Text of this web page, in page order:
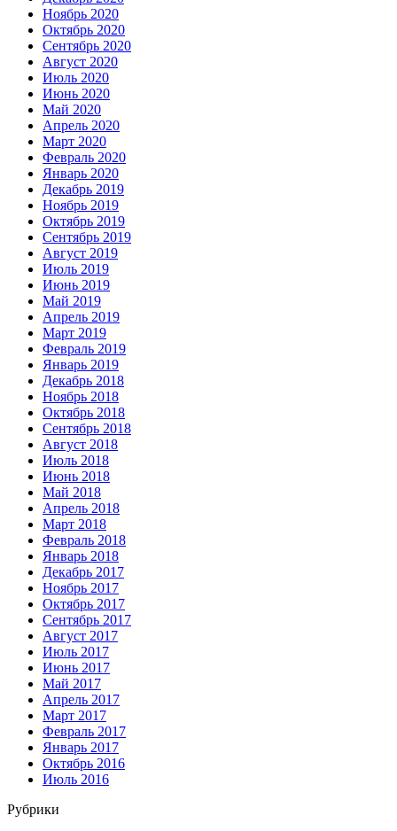
Ноябрь 2020
Октябрь 2020
Сентябрь 2020
Август 2020
Июль 2020
Июнь 2020
Май 2020
Апрель 2020
Март 2020
Февраль 2020
Январь 2020
Декабрь 2019
Ноябрь 2019
Октябрь 2019
Сентябрь 2019
Август 2019
Июль 2019
Июнь 2019
Май 2019
Апрель 2019
Март 2019
Февраль 2019
Январь 2019
Декабрь 2018
Ноябрь 2018
Октябрь 2018
Сентябрь 2018
Август 2018
Июль 2018
Июнь 2018
Май 2018
Апрель 2018
Март 2018
Февраль 2018
Январь 2018
Декабрь 2017
Ноябрь 2017
Октябрь 2017
Сентябрь 2017
Август 2017
Июль 2017
Июнь 2017
Май 2017
Апрель 2017
Март 2017
Февраль 2017
Январь 2017
Октябрь 2016
Июль 2016
Рубрики